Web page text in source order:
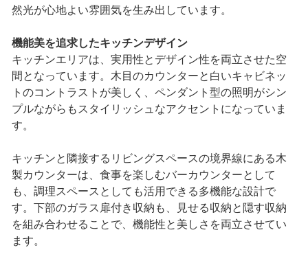
然光が心地よい雰囲気を生み出しています。
機能美を追求したキッチンデザイン
キッチンエリアは、実用性とデザイン性を両立させた空
間となっています。木目のカウンターと白いキャビネッ
トのコントラストが美しく、ペンダント型の照明がシン
プルながらもスタイリッシュなアクセントになっていま
す。
キッチンと隣接するリビングスペースの境界線にある木
製カウンターは、食事を楽しむバーカウンターとして
も、調理スペースとしても活用できる多機能な設計で
す。下部のガラス扉付き収納も、見せる収納と隠す収納
を組み合わせることで、機能性と美しさを両立させてい
ます。